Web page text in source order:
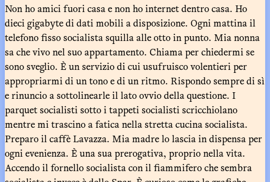
Non ho amici fuori casa e non ho internet dentro casa. Ho
dieci gigabyte di dati mobili a disposizione. Ogni mattina il
telefono fisso socialista squilla alle otto in punto. Mia nonna
sa che vivo nel suo appartamento. Chiama per chiedermi se
sono sveglio. È un servizio di cui usufruisco volentieri per
appropriarmi di un tono e di un ritmo. Rispondo sempre di sì
e rinuncio a sottolinearle il lato ovvio della questione. I
parquet socialisti sotto i tappeti socialisti scricchiolano
mentre mi trascino a fatica nella stretta cucina socialista.
Preparo il caffè Lavazza. Mia madre lo lascia in dispensa per
ogni evenienza. È una sua prerogativa, proprio nella vita.
Accendo il fornello socialista con il fiammifero che sembra